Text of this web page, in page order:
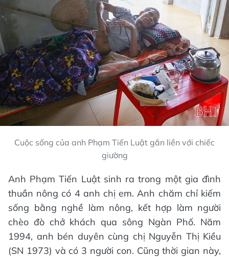
Cuộc sống của anh Phạm Tiến Luật gắn liền với chiếc
giường
Anh Phạm Tiến Luật sinh ra trong một gia đình
thuần nông có 4 anh chị em. Anh chăm chỉ kiếm
sống bằng nghề làm nông, kết hợp làm người
chèo đò chở khách qua sông Ngàn Phố. Năm
1994, anh bén duyên cùng chị Nguyễn Thị Kiều
(SN 1973) và có 3 người con. Cũng thời gian này,